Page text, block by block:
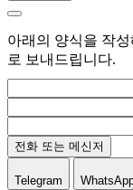
아래의 양식을 작
로 보내드립니다.
전화 또는 메신저
Telegram